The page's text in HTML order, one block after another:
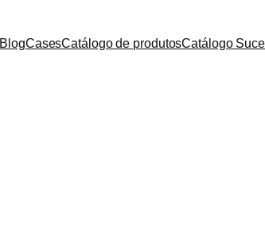
BlogCasesCatálogo de produtosCatálogo